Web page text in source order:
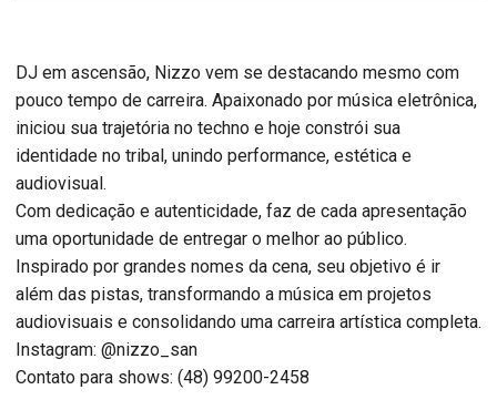
DJ em ascensão, Nizzo vem se destacando mesmo com
pouco tempo de carreira. Apaixonado por música eletrônica,
iniciou sua trajetória no techno e hoje constrói sua
identidade no tribal, unindo performance, estética e
audiovisual.
Com dedicação e autenticidade, faz de cada apresentação
uma oportunidade de entregar o melhor ao público.
Inspirado por grandes nomes da cena, seu objetivo é ir
além das pistas, transformando a música em projetos
audiovisuais e consolidando uma carreira artística completa.
Instagram: @nizzo_san
Contato para shows: (48) 99200-2458